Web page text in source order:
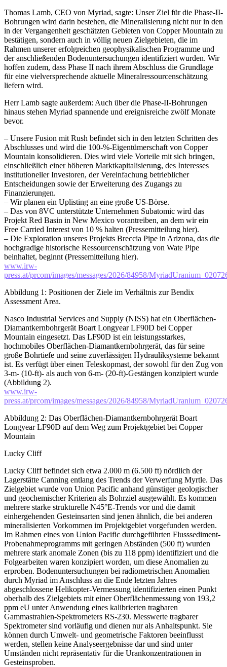
Thomas Lamb, CEO von Myriad, sagte: Unser Ziel für die Phase-II-
Bohrungen wird darin bestehen, die Mineralisierung nicht nur in den
in der Vergangenheit geschätzten Gebieten von Copper Mountain zu
bestätigen, sondern auch in völlig neuen Zielgebieten, die im
Rahmen unserer erfolgreichen geophysikalischen Programme und
der anschließenden Bodenuntersuchungen identifiziert wurden. Wir
hoffen zudem, dass Phase II nach ihrem Abschluss die Grundlage
für eine vielversprechende aktuelle Mineralressourcenschätzung
liefern wird.
Herr Lamb sagte außerdem: Auch über die Phase-II-Bohrungen
hinaus stehen Myriad spannende und ereignisreiche zwölf Monate
bevor.
– Unsere Fusion mit Rush befindet sich in den letzten Schritten des
Abschlusses und wird die 100-%-Eigentümerschaft von Copper
Mountain konsolidieren. Dies wird viele Vorteile mit sich bringen,
einschließlich einer höheren Marktkapitalisierung, des Interesses
institutioneller Investoren, der Vereinfachung betrieblicher
Entscheidungen sowie der Erweiterung des Zugangs zu
Finanzierungen.
– Wir planen ein Uplisting an eine große US-Börse.
– Das von 8VC unterstützte Unternehmen Subatomic wird das
Projekt Red Basin in New Mexico vorantreiben, an dem wir ein
Free Carried Interest von 10 % halten (Pressemitteilung hier).
– Die Exploration unseres Projekts Breccia Pipe in Arizona, das die
hochgradige historische Ressourcenschätzung von Wate Pipe
beinhaltet, beginnt (Pressemitteilung hier).
www.irw-
press.at/prcom/images/messages/2026/84958/
Abbildung 1: Positionen der Ziele im Verhältnis zur Bendix
Assessment Area.
Nasco Industrial Services and Supply (NISS) hat ein Oberflächen-
Diamantkernbohrgerät Boart Longyear LF90D bei Copper
Mountain eingesetzt. Das LF90D ist ein leistungsstarkes,
hochmobiles Oberflächen-Diamantkernbohrgerät, das für seine
große Bohrtiefe und seine zuverlässigen Hydrauliksysteme bekannt
ist. Es verfügt über einen Teleskopmast, der sowohl für den Zug von
3-m- (10-ft)- als auch von 6-m- (20-ft)-Gestängen konzipiert wurde
(Abbildung 2).
www.irw-
press.at/prcom/images/messages/2026/84958/
Abbildung 2: Das Oberflächen-Diamantkernbohrgerät Boart
Longyear LF90D auf dem Weg zum Projektgebiet bei Copper
Mountain
Lucky Cliff
Lucky Cliff befindet sich etwa 2.000 m (6.500 ft) nördlich der
Lagerstätte Canning entlang des Trends der Verwerfung Myrtle. Das
Zielgebiet wurde von Union Pacific anhand günstiger geologischer
und geochemischer Kriterien als Bohrziel ausgewählt. Es kommen
mehrere starke strukturelle N45°E-Trends vor und die damit
einhergehenden Gesteinsarten sind jenen ähnlich, die bei anderen
mineralisierten Vorkommen im Projektgebiet vorgefunden werden.
Im Rahmen eines von Union Pacific durchgeführten Flusssediment-
Probenahmeprogramms mit geringen Abständen (500 ft) wurden
mehrere stark anomale Zonen (bis zu 118 ppm) identifiziert und die
Folgearbeiten waren konzipiert worden, um diese Anomalien zu
erproben. Bodenuntersuchungen bei radiometrischen Anomalien
durch Myriad im Anschluss an die Ende letzten Jahres
abgeschlossene Helikopter-Vermessung identifizierten einen Punkt
oberhalb des Zielgebiets mit einer Oberflächenmessung von 193,2
ppm eU unter Anwendung eines kalibrierten tragbaren
Gammastrahlen-Spektrometers RS-230. Messwerte tragbarer
Spektrometer sind vorläufig und dienen nur als Anhaltspunkt. Sie
können durch Umwelt- und geometrische Faktoren beeinflusst
werden, stellen keine Analyseergebnisse dar und sind unter
Umständen nicht repräsentativ für die Urankonzentrationen in
Gesteinsproben.